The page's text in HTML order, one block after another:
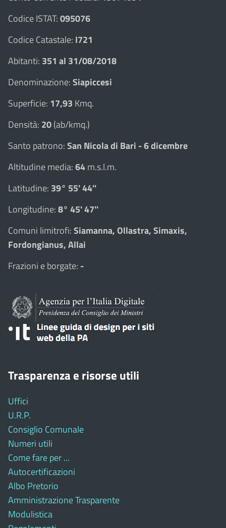
Codice ISTAT:095076
Codice Catastale: I721
Abitanti: 351 al 31/08/2018
Denominazione:Siapiccesi
Superficie: 17,93 Kmq.
Densità: 20(ab/kmq.)
Santo patrono:San Nicola di Bari - 6 dicembre
Altitudine media:64m.s.l.m.
Latitudine: 39° 55' 44''
Longitudine:8° 45' 47''
Comuni limitrofi:Siamanna, Ollastra, Simaxis,
Fordongianus, Allai
Frazioni e borgate: -
Trasparenza e risorse utili
Uffici
U.R.P.
Consiglio Comunale
Numeri utili
Come fare per ...
Autocertificazioni
Albo Pretorio
Amministrazione Trasparente
Modulistica